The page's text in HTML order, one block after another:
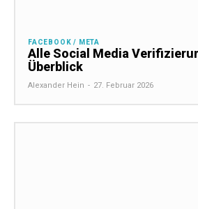
FACEBOOK / META
Alle Social Media
Überblick
Alexander Hein - 27. Februar 2026